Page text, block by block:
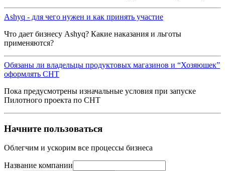
Ashyq - для чего нужен и как принять участие
Что дает бизнесу Ashyq? Какие наказания и льготы
применяются?
Обязаны ли владельцы продуктовых магазинов и “Хозяюшек”
оформлять СНТ
Пока предусмотрены изначальные условия при запуске
Пилотного проекта по СНТ
Начните пользоваться
Облегчим и ускорим все процессы бизнеса
Название компании